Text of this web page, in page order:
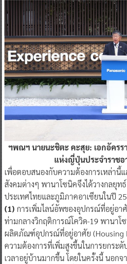
ฯพณฯ นายนะชิตะ คะสุย: เอกอัคร
แห่งญี่ปุ่นประจำราช
เพื่อตอบสนองกับความต้องการเหล่านี้
สังคมต่างๆ พานาโซนิคจึงได้วางกลยุท
ประเทศไทยและภูมิภาคอาเซียนในปี
(1) การเพิ่มไลน์อัพของอุปกรณ์ที่อยู่อา
ท่ามกลางวิกฤติการณ์โควิด-19 พานาโ
ผลิตภัณฑ์อุปกรณ์ที่อยู่อาศัย (Housing
ความต้องการที่เพิ่มสูงขึ้นในการยกระ
เวลาอยู่บ้านมากขึ้น โดยในครั้งนี้ นอกจ